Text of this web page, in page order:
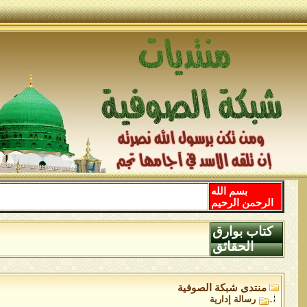
بسم الله
الرحمن الرحيم
كتاب بوارق
الحقائق
منتدى شبكة الصوفية
رسالة إدارية